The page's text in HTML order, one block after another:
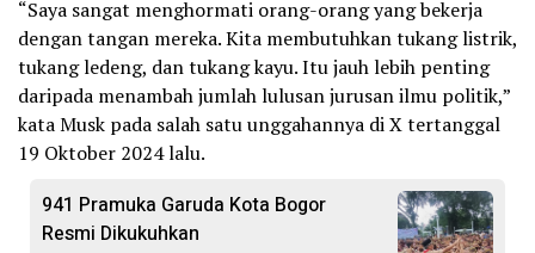
“Saya sangat menghormati orang-orang yang bekerja
dengan tangan mereka. Kita membutuhkan tukang listrik,
tukang ledeng, dan tukang kayu. Itu jauh lebih penting
daripada menambah jumlah lulusan jurusan ilmu politik,”
kata Musk pada salah satu unggahannya di X tertanggal
19 Oktober 2024 lalu.
941 Pramuka Garuda Kota Bogor
Resmi Dikukuhkan